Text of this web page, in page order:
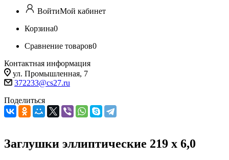
ВойтиМой кабинет
Корзина0
Сравнение товаров0
Контактная информация
ул. Промышленная, 7
372233@cs27.ru
Поделиться
Заглушки эллиптические 219 х 6,0